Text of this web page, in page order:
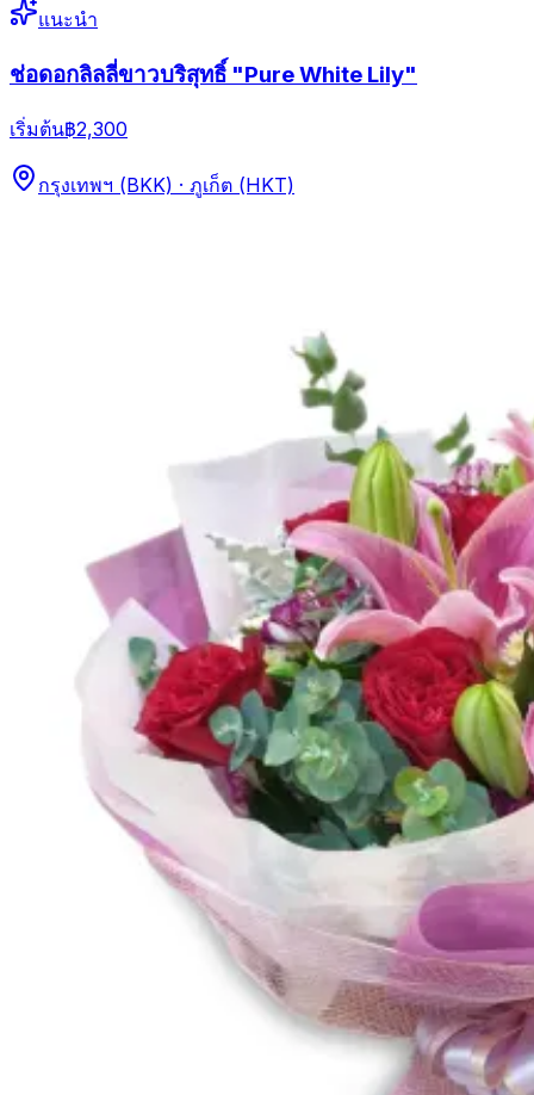
แนะนำ
ช่อดอกลิลลี่ขาวบริสุทธิ์ "Pure White Lily"
เริ่มต้น฿2,300
กรุงเทพฯ (BKK) · ภูเก็ต (HKT)